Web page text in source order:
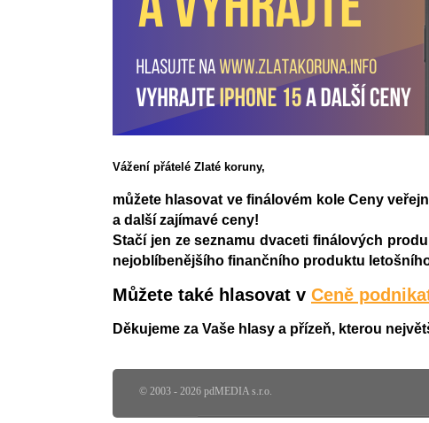
Vážení přátelé Zlaté koruny,
můžete hlasovat ve finálovém kole Ceny
a další zajímavé ceny!
Stačí jen ze seznamu dvaceti finálových
nejoblíbenějšího finančního produktu
Můžete také hlasovat v Ceně
Děkujeme za Vaše hlasy a přízeň, kterou
© 2003 - 2026 pdMEDIA s.r.o.